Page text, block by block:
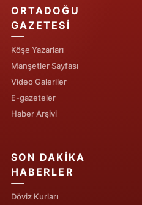
Sinop
Sivas
Tekirdağ
Trabzon
Şanlıurfa
ORTADOĞU
GAZETESI
Köşe Yazarları
Manşetler Sayfası
Video Galeriler
E-gazeteler
Haber Arşivi
SON DAKIKA
HABERLER
Döviz Kurları